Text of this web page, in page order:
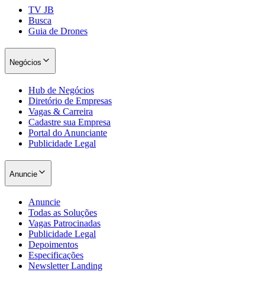
TV JB
Busca
Guia de Drones
Negócios
Hub de Negócios
Diretório de Empresas
Vagas & Carreira
Cadastre sua Empresa
Portal do Anunciante
Publicidade Legal
Anuncie
Anuncie
Todas as Soluções
Vagas Patrocinadas
Publicidade Legal
Depoimentos
Especificações
Newsletter Landing